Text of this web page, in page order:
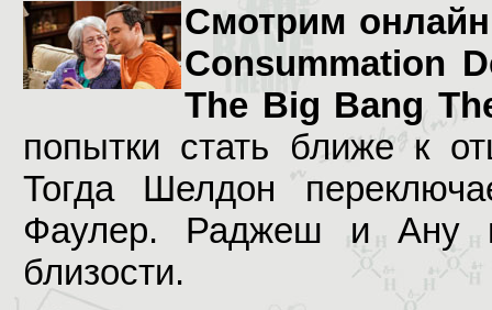
Смотрим
Consummation
The Big Bang
попытки стать ближе к
Тогда Шелдон
Фаулер. Раджеш и Ану
близости.